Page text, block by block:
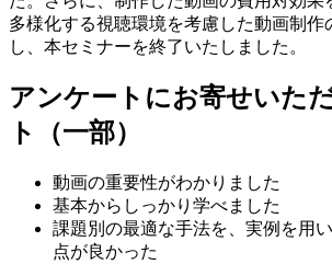
多様化する視聴環境を考慮した動画制作
し、本セミナーを終了いたしました。
アンケートにお寄せいた
ト（一部）
動画の重要性がわかりました
基本からしっかり学べました
課題別の最適な手法を、実例を用
点が良かった